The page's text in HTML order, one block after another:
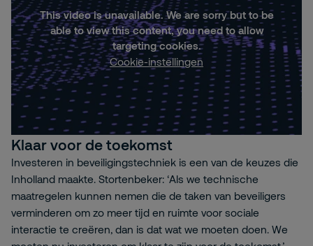
This video is unavailable. We are sorry but to be
able to view this content, you need to allow
targeting cookies.
Cookie-instellingen
Klaar voor de toekomst
Investeren in beveiligingstechniek is een van de keuzes die
Inholland maakte. Stortenbeker: ‘Als we technische
maatregelen kunnen nemen die de taken van beveiligers
verminderen om zo meer tijd en ruimte voor sociale
interactie te creëren, dan is dat wat we moeten doen. We